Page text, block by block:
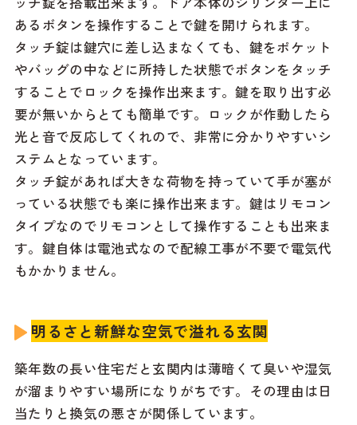
あるボタンを操作することで鍵を開けられます。
タッチ錠は鍵穴に差し込まなくても、鍵をポケット
やバッグの中などに所持した状態でボタンをタッチ
することでロックを操作出来ます。鍵を取り出す必
要が無いからとても簡単です。ロックが作動したら
光と音で反応してくれので、非常に分かりやすいシ
ステムとなっています。
タッチ錠があれば大きな荷物を持っていて手が塞が
っている状態でも楽に操作出来ます。鍵はリモコン
タイプなのでリモコンとして操作することも出来ま
す。鍵自体は電池式なので配線工事が不要で電気代
もかかりません。
明るさと新鮮な空気で溢れる玄関
築年数の長い住宅だと玄関内は薄暗くて臭いや湿気
が溜まりやすい場所になりがちです。その理由は日
当たりと換気の悪さが関係しています。